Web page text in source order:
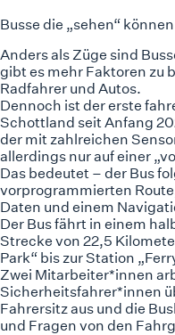
Busse die „sehen“ können
Anders als Züge sind
gibt es mehr Faktoren zu
Radfahrer und Autos.
Dennoch ist der erste
Schottland seit Anfang
der mit zahlreichen
allerdings nur auf einer
Das bedeutet – der Bus
vorprogrammierten
Daten und einem
Der Bus fährt in einem
Strecke von 22,5
Park“ bis zur Station
Zwei Mitarbeiter*innen
Sicherheitsfahrer*innen
Fahrersitz aus und die
und Fragen von den